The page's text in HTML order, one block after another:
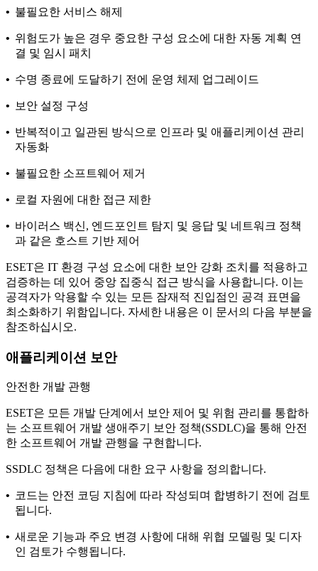
• 불필요한 서비스 해제
• 위험도가 높은 경우 중요한 구성 요소에 대한 자동 계획 연
결 및 임시 패치
• 수명 종료에 도달하기 전에 운영 체제 업그레이드
• 보안 설정 구성
• 반복적이고 일관된 방식으로 인프라 및 애플리케이션 관리
자동화
• 불필요한 소프트웨어 제거
• 로컬 자원에 대한 접근 제한
• 바이러스 백신, 엔드포인트 탐지 및 응답 및 네트워크 정책
과 같은 호스트 기반 제어
ESET은 IT 환경 구성 요소에 대한 보안 강화 조치를 적용하고
검증하는 데 있어 중앙 집중식 접근 방식을 사용합니다. 이는
공격자가 악용할 수 있는 모든 잠재적 진입점인 공격 표면을
최소화하기 위함입니다. 자세한 내용은 이 문서의 다음 부분을
참조하십시오.
애플리케이션 보안
안전한 개발 관행
ESET은 모든 개발 단계에서 보안 제어 및 위험 관리를 통합하
는 소프트웨어 개발 생애주기 보안 정책(SSDLC)을 통해 안전
한 소프트웨어 개발 관행을 구현합니다.
SSDLC 정책은 다음에 대한 요구 사항을 정의합니다.
• 코드는 안전 코딩 지침에 따라 작성되며 합병하기 전에 검토
됩니다.
• 새로운 기능과 주요 변경 사항에 대해 위협 모델링 및 디자
인 검토가 수행됩니다.